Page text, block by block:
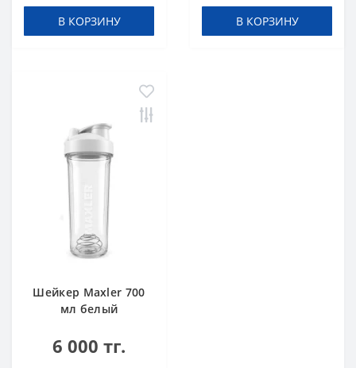
В КОРЗИНУ В КОРЗИНУ
Шейкер Maxler 700
мл белый
6 000 тг.